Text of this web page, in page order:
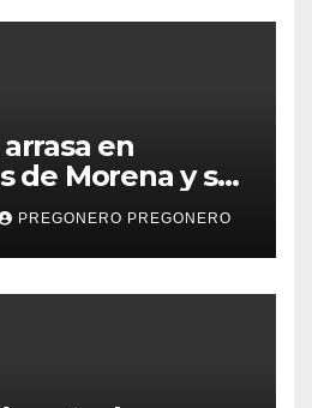
en
de Morena y se
la gubernatura
en 2027
PREGONERO PREGONERO